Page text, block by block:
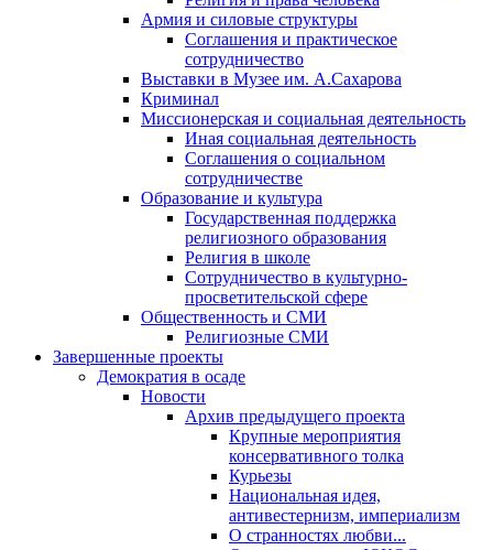
Армия и силовые структуры
Соглашения и практическое
сотрудничество
Выставки в Музее им. А.Сахарова
Криминал
Миссионерская и социальная деятельность
Иная социальная деятельность
Соглашения о социальном
сотрудничестве
Образование и культура
Государственная поддержка
религиозного образования
Религия в школе
Сотрудничество в культурно-
просветительской сфере
Общественность и СМИ
Религиозные СМИ
Завершенные проекты
Демократия в осаде
Новости
Архив предыдущего проекта
Крупные мероприятия
консервативного толка
Курьезы
Национальная идея,
антивестернизм, империализм
О странностях любви...